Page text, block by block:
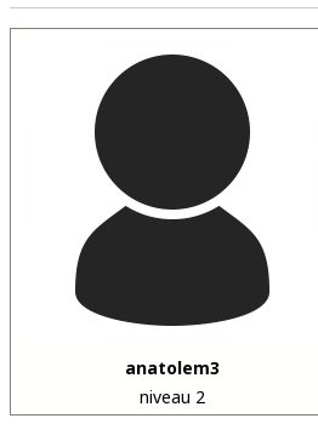
anatolem3
niveau 2